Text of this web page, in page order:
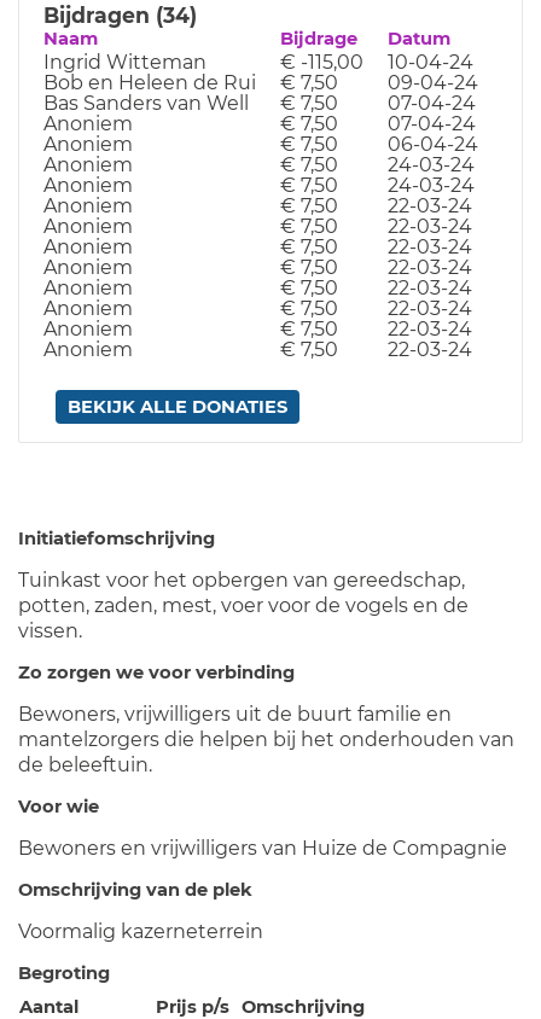
Bijdragen (34)
Naam Bijdrage Datum
Ingrid Witteman € -115,00
10-04-24
Bob en Heleen de Rui
€ 7,50
09-04-24
Bas Sanders van Well
€ 7,50
07-04-24
Anoniem
€ 7,50
07-04-24
Anoniem
€ 7,50
06-04-24
Anoniem
€ 7,50
24-03-24
Anoniem
€ 7,50
24-03-24
Anoniem
€ 7,50
22-03-24
Anoniem
€ 7,50
22-03-24
Anoniem
€ 7,50
22-03-24
Anoniem
€ 7,50
22-03-24
Anoniem
€ 7,50
22-03-24
Anoniem
€ 7,50
22-03-24
Anoniem
€ 7,50
22-03-24
Anoniem
€ 7,50 22-03-24
BEKIJK ALLE DONATIES
Initiatiefomschrijving
Tuinkast voor het opbergen van gereedschap,
potten, zaden, mest, voer voor de vogels en de
vissen.
Zo zorgen we voor verbinding
Bewoners, vrijwilligers uit de buurt familie en
mantelzorgers die helpen bij het onderhouden van
de beleeftuin.
Voor wie
Bewoners en vrijwilligers van Huize de Compagnie
Omschrijving van de plek
Voormalig kazerneterrein
Begroting
Aantal
Prijs p/s Omschrijving